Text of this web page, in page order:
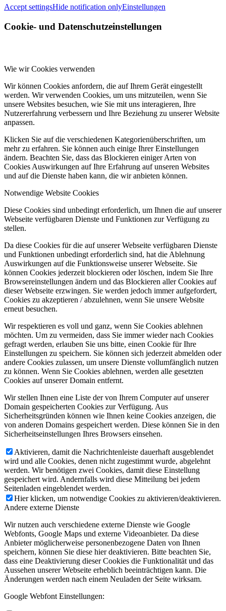
Accept settingsHide notification onlyEinstellungen
Cookie- und Datenschutzeinstellungen
Wie wir Cookies verwenden
Wir können Cookies anfordern, die auf Ihrem Gerät eingestellt
werden. Wir verwenden Cookies, um uns mitzuteilen, wenn Sie
unsere Websites besuchen, wie Sie mit uns interagieren, Ihre
Nutzererfahrung verbessern und Ihre Beziehung zu unserer Website
anpassen.
Klicken Sie auf die verschiedenen Kategorienüberschriften, um
mehr zu erfahren. Sie können auch einige Ihrer Einstellungen
ändern. Beachten Sie, dass das Blockieren einiger Arten von
Cookies Auswirkungen auf Ihre Erfahrung auf unseren Websites
und auf die Dienste haben kann, die wir anbieten können.
Notwendige Website Cookies
Diese Cookies sind unbedingt erforderlich, um Ihnen die auf unserer
Webseite verfügbaren Dienste und Funktionen zur Verfügung zu
stellen.
Da diese Cookies für die auf unserer Webseite verfügbaren Dienste
und Funktionen unbedingt erforderlich sind, hat die Ablehnung
Auswirkungen auf die Funktionsweise unserer Webseite. Sie
können Cookies jederzeit blockieren oder löschen, indem Sie Ihre
Browsereinstellungen ändern und das Blockieren aller Cookies auf
dieser Webseite erzwingen. Sie werden jedoch immer aufgefordert,
Cookies zu akzeptieren / abzulehnen, wenn Sie unsere Website
erneut besuchen.
Wir respektieren es voll und ganz, wenn Sie Cookies ablehnen
möchten. Um zu vermeiden, dass Sie immer wieder nach Cookies
gefragt werden, erlauben Sie uns bitte, einen Cookie für Ihre
Einstellungen zu speichern. Sie können sich jederzeit abmelden oder
andere Cookies zulassen, um unsere Dienste vollumfänglich nutzen
zu können. Wenn Sie Cookies ablehnen, werden alle gesetzten
Cookies auf unserer Domain entfernt.
Wir stellen Ihnen eine Liste der von Ihrem Computer auf unserer
Domain gespeicherten Cookies zur Verfügung. Aus
Sicherheitsgründen können wie Ihnen keine Cookies anzeigen, die
von anderen Domains gespeichert werden. Diese können Sie in den
Sicherheitseinstellungen Ihres Browsers einsehen.
Aktivieren, damit die Nachrichtenleiste dauerhaft ausgeblendet
wird und alle Cookies, denen nicht zugestimmt wurde, abgelehnt
werden. Wir benötigen zwei Cookies, damit diese Einstellung
gespeichert wird. Andernfalls wird diese Mitteilung bei jedem
Seitenladen eingeblendet werden.
Hier klicken, um notwendige Cookies zu aktivieren/deaktivieren.
Andere externe Dienste
Wir nutzen auch verschiedene externe Dienste wie Google
Webfonts, Google Maps und externe Videoanbieter. Da diese
Anbieter möglicherweise personenbezogene Daten von Ihnen
speichern, können Sie diese hier deaktivieren. Bitte beachten Sie,
dass eine Deaktivierung dieser Cookies die Funktionalität und das
Aussehen unserer Webseite erheblich beeinträchtigen kann. Die
Änderungen werden nach einem Neuladen der Seite wirksam.
Google Webfont Einstellungen: